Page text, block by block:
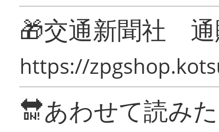
🎁交通新聞社
https://
🔛あわせて読み